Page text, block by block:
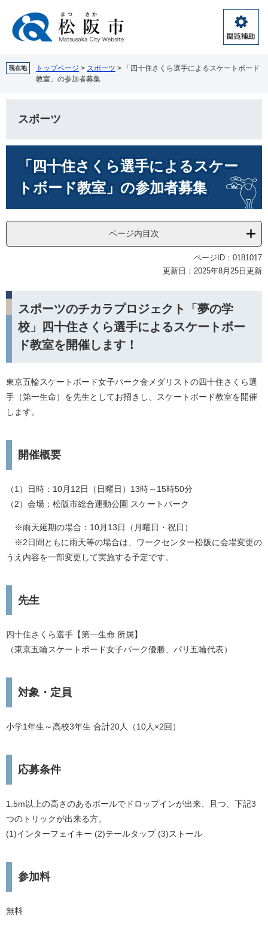
へ
閲
覧
助
現在地 トップページ > スポーツ >
「四十住さくら選手によるスケートボード
教室」の参加者募集
スポーツ
「四十住さくら選手によるスケー
トボード教室」の参加者募集
ページ内目次
ページID：0181017
更新日：2025年8月25日更新
スポーツのチカラプロジェクト「夢の学
校」四十住さくら選手によるスケートボー
ド教室を開催します！
東京五輪スケートボード女子パーク金メダリストの四十住さくら選
手（第一生命）を先生としてお招きし、スケートボード教室を開催
します。
開催概要
（1）日時：10月12日（日曜日）13時～15時50分
（2）会場：松阪市総合運動公園 スケートパーク
※雨天延期の場合：10月13日（月曜日・祝日）
※2日間ともに雨天等の場合は、ワークセンター松阪に会場変更の
うえ内容を一部変更して実施する予定です。
先生
四十住さくら選手【第一生命 所属】
（東京五輪スケートボード女子パーク優勝、パリ五輪代表）
対象・​定員
​小学1年生～高校3年生 合計20人（10人×2回）
応募条件
1.5m以上の高さのあるボールでドロップインが出来、且つ、下記3
つのトリックが出来る方。
(1)インターフェイキー (2)テールタップ (3)ストール
参加料
​無料